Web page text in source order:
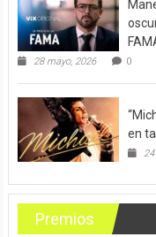
28 mayo, 2026 0
en
Premios